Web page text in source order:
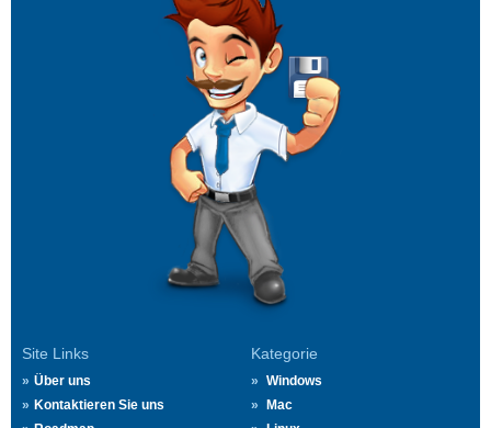
Site Links
Über uns
Kontaktieren Sie uns
Kategorie
Windows
Mac